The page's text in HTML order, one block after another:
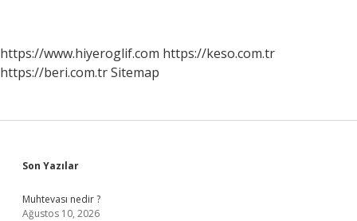
https://www.hiyeroglif.com https://keso.com.tr
https://beri.com.trSitemap
Sidebar
Son Yazılar
Muhtevası nedir ?
Ağustos 10, 2026